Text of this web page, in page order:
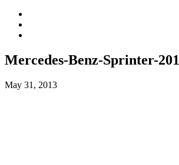
Mercedes-Benz-Sprinter-
May 31, 2013